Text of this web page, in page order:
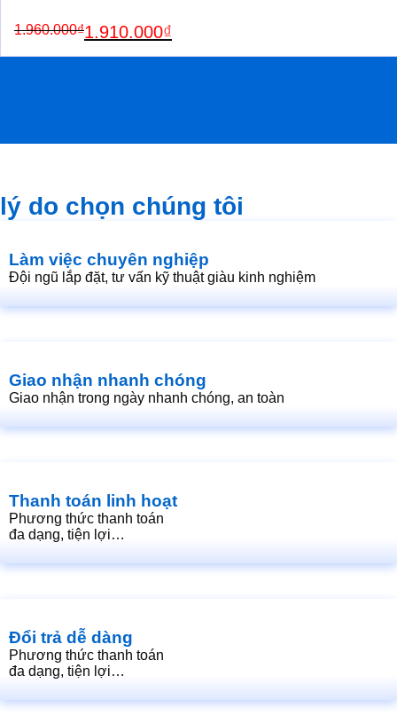
1.960.000₫
price
was:
1.910.000₫
price
is:
lý do chọn chúng tôi
Làm việc chuyên nghiệp
Đội ngũ lắp đặt, tư vấn kỹ thuật giàu kinh nghiệm
Giao nhận nhanh chóng
Giao nhận trong ngày nhanh chóng, an toàn
Thanh toán linh hoạt
Phương thức thanh toán
đa dạng, tiện lợi…
Đổi trả dễ dàng
Phương thức thanh toán
đa dạng, tiện lợi…